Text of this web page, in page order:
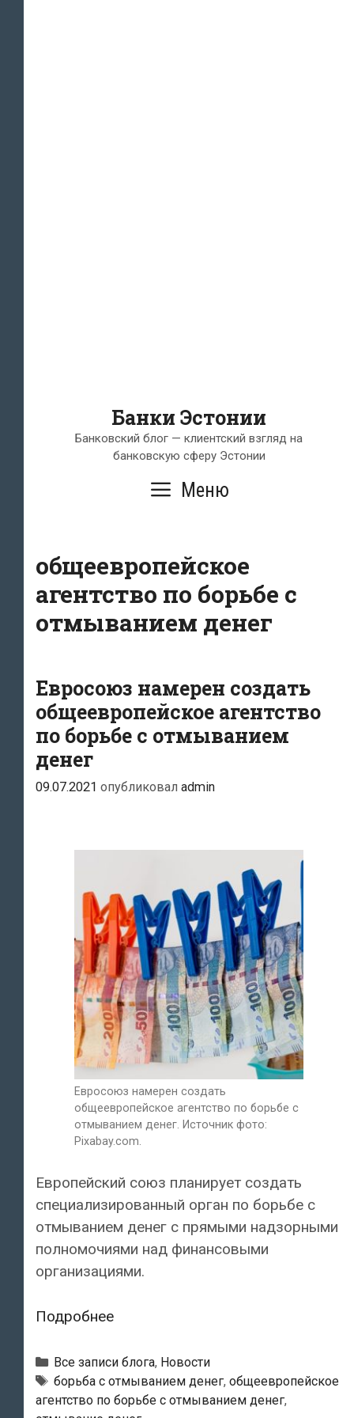
Банки Эстонии
Банковский блог — клиентский взгляд на
банковскую сферу Эстонии
Меню
общеевропейское
агентство по борьбе с
отмыванием денег
Евросоюз намерен создать
общеевропейское агентство
по борьбе с отмыванием
денег
09.07.2021 опубликовал admin
Евросоюз намерен создать
общеевропейское агентство по борьбе с
отмыванием денег. Источник фото:
Pixabay.com.
Европейский союз планирует создать
специализированный орган по борьбе с
отмыванием денег с прямыми надзорными
полномочиями над финансовыми
организациями.
ПодробнееЕвросоюз
создать
общеевропейское
агентство
Рубрики
Все записи блога, Новости
Тэги
борьба с отмыванием денег, общеевропейское
агентство по борьбе с отмыванием денег,